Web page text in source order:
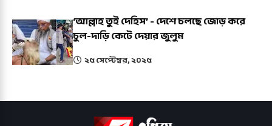
‘আল্লাহ তুই দেহিস’ - দেশে চলছে জোড় করে
চুল-দাড়ি কেটে দেয়ার জুলুম
২৫ সেপ্টেম্বর, ২০২৫